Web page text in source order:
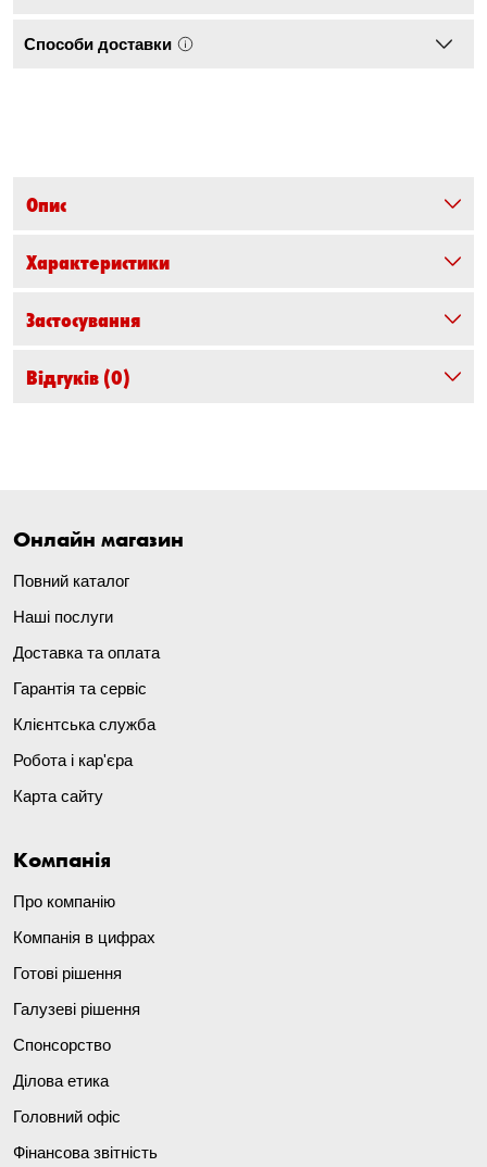
Способи доставки
Опис
Характеристики
Застосування
Відгуків (0)
Онлайн магазин
Повний каталог
Наші послуги
Доставка та оплата
Гарантія та сервіс
Клієнтська служба
Робота і кар'єра
Карта сайту
Компанія
Про компанію
Компанія в цифрах
Готові рішення
Галузеві рішення
Спонсорство
Ділова етика
Головний офіс
Фінансова звітність